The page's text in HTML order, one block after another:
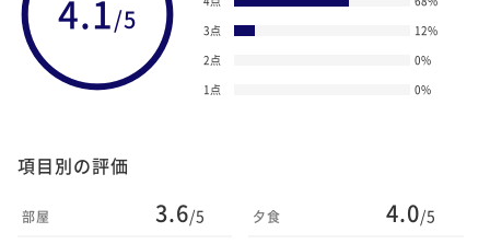
4.1/5
3点
12%
2点
0%
1点
0%
項目別の評価
部屋 3.6/5 夕食 4.0/5